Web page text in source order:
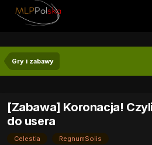
Gry i zabawy
[Zabawa] Koronacja!
do usera
Celestia RegnumSolis